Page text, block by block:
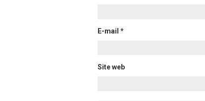
E-mail *
Site web